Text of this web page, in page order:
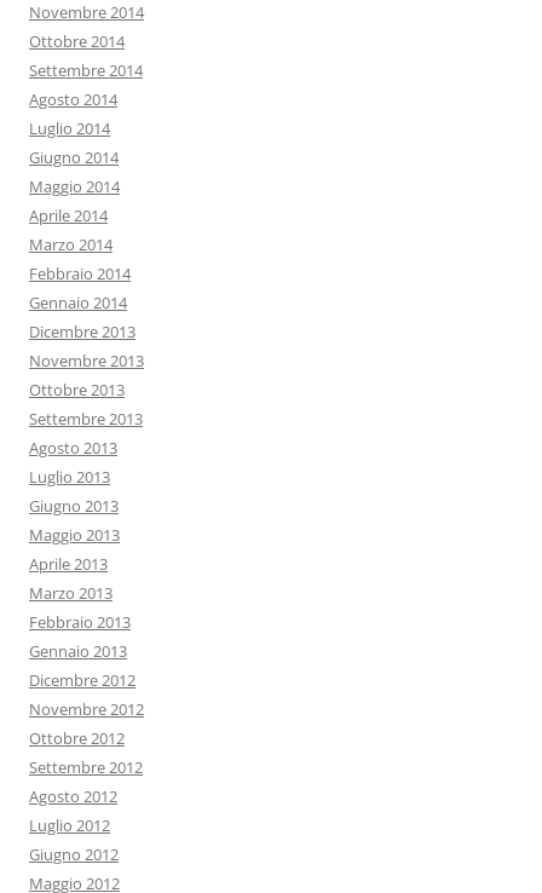
Novembre 2014
Ottobre 2014
Settembre 2014
Agosto 2014
Luglio 2014
Giugno 2014
Maggio 2014
Aprile 2014
Marzo 2014
Febbraio 2014
Gennaio 2014
Dicembre 2013
Novembre 2013
Ottobre 2013
Settembre 2013
Agosto 2013
Luglio 2013
Giugno 2013
Maggio 2013
Aprile 2013
Marzo 2013
Febbraio 2013
Gennaio 2013
Dicembre 2012
Novembre 2012
Ottobre 2012
Settembre 2012
Agosto 2012
Luglio 2012
Giugno 2012
Maggio 2012